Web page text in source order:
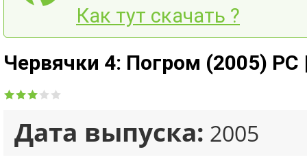
Как тут скачать ?
Червячки 4: Погром (2005) PC
Дата выпуска: 2005